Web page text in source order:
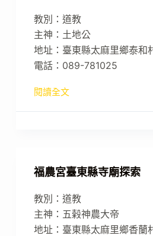
教別：道教
主神：土地公
地址：臺東縣太麻里鄉泰和
電話：089-781025
閱讀全文
福農宮臺東縣寺廟探索
教別：道教
主神：五榖神農大帝
地址：臺東縣太麻里鄉香蘭